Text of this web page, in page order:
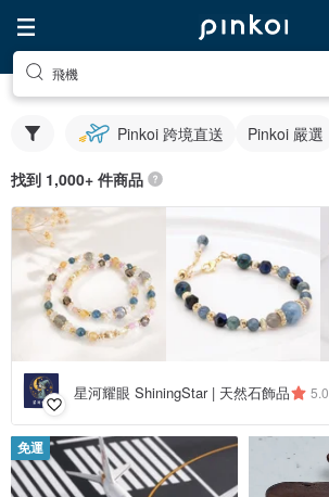
飛機
Pinkoi 跨境直送 Pinkoi 嚴選
找到 1,000+ 件商品
星河耀眼 ShiningStar | 天然石飾品 5.0
免運